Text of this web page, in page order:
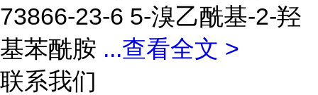
73866-23-6 5-溴乙酰基-2-羟
基苯酰胺 ...查看全文 >
联系我们